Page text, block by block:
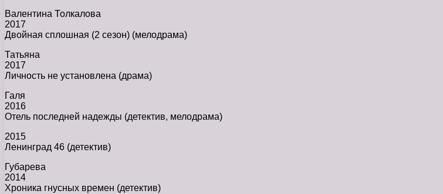
Валентина Толкалова
2017
Двойная сплошная (2 сезон) (мелодрама)
Татьяна
2017
Личность не установлена (драма)
Галя
2016
Отель последней надежды (детектив, мелодрама)
2015
Ленинград 46 (детектив)
Губарева
2014
Хроника гнусных времен (детектив)